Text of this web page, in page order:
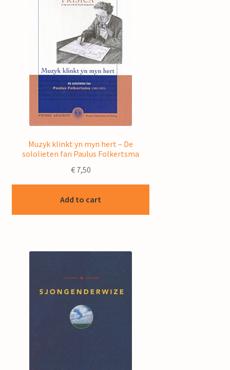
Muzyk klinkt yn myn hert – De
sololieten fan Paulus Folkertsma
€7,50
Add to cart